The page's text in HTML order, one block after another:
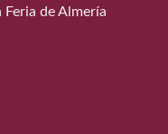
de Almería